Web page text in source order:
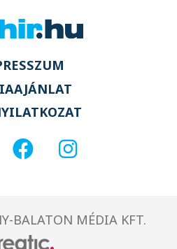
BALATON MÉDIA KFT.